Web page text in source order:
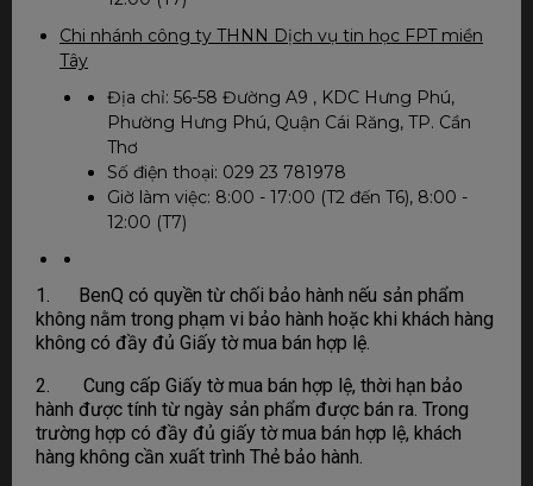
Chi nhánh công ty THNN Dịch vụ tin học FPT miền
Tây
Địa chỉ: 56-58 Đường A9 , KDC Hưng Phú,
Phường Hưng Phú, Quận Cái Răng, TP. Cần
Thơ
Số điện thoại: 029 23 781978
Giờ làm việc: 8:00 - 17:00 (T2 đến T6), 8:00 -
12:00 (T7)
1. BenQ có quyền từ chối bảo hành nếu sản phẩm
không nằm trong phạm vi bảo hành hoặc khi khách hàng
không có đầy đủ Giấy tờ mua bán hợp lệ.
2. Cung cấp Giấy tờ mua bán hợp lệ, thời hạn bảo
hành được tính từ ngày sản phẩm được bán ra. Trong
trường hợp có đầy đủ giấy tờ mua bán hợp lệ, khách
hàng không cần xuất trình Thẻ bảo hành.